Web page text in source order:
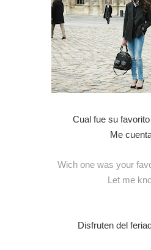
Cual fue su
Me
Wich one was your
Let me
Disfruten del